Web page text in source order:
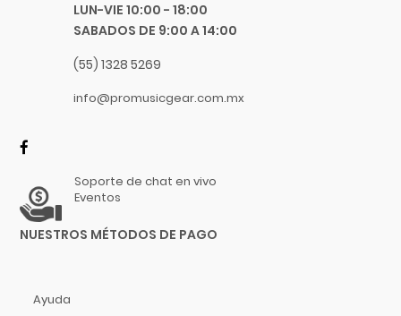
Flauta
Melófono
Saxofón
Tuba
Guitarras
Platillos
Chicago Blues
Clayton Picks
Cocoon Innovations
CPK
D'Addario
Db Technologies
LUN-VIE 10:00 - 18:00
SABADOS DE 9:00 A 14:00
(55) 1328 5269
info@promusicgear.com.mx
Soporte de chat en vivo
Eventos
NUESTROS MÉTODOS DE PAGO
Ayuda